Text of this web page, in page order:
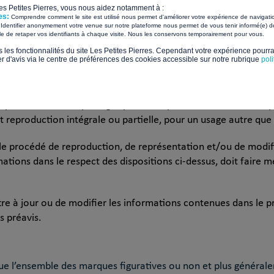
du Fonds de dotation Les Petites Pierres ne peuvent
effectuée à des fins commerciales ou à toute autre fin
présent site sont protégés par les dispositions relatives à la
intégrale ou partielle, pour un usage autre
procédé de reproduction, de représentation et/ou de
dans le respect des dispositions ci-dessus, doit faire
à jour ou de modifier les informations contenues dans le
préavis.
l’ensemble des marques figuratives ou non et plus
Petites Pierres, vous nous aidez notamment à :
Comprendre comment le site est utilisé nous permet d'améliorer votre expérience de
Identifier anonymement votre venue sur notre plateforme nous permet de vous tenir informé(e)
de retaper vos identifiants à chaque visite. Nous les conservons temporairement pour vous.
les fonctionnalités du site Les Petites Pierres. Cependant votre expérience
d'avis via le centre de préférences des cookies accessible sur notre rubrique